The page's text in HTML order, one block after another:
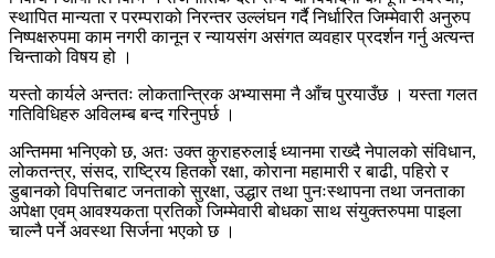
स्थापित मान्यता र परम्पराको निरन्तर उल्लंघन गर्दै निर्धारित जिम्मेवारी अनुरुप
निष्पक्षरुपमा काम नगरी कानून र न्यायसंग असंगत व्यवहार प्रदर्शन गर्नु अत्यन्त
चिन्ताको विषय हो ।
यस्तो कार्यले अन्ततः लोकतान्त्रिक अभ्यासमा नै आँच पुरयाउँछ । यस्ता गलत
गतिविधिहरु अविलम्ब बन्द गरिनुपर्छ ।
अन्तिममा भनिएको छ, अतः उक्त कुराहरुलाई ध्यानमा राख्दै नेपालको संविधान,
लोकतन्त्र, संसद, राष्ट्रिय हितको रक्षा, कोराना महामारी र बाढी, पहिरो र
डुबानको विपत्तिबाट जनताको सुरक्षा, उद्धार तथा पुनःस्थापना तथा जनताका
अपेक्षा एवम् आवश्यकता प्रतिको जिम्मेवारी बोधका साथ संयुक्तरुपमा पाइला
चाल्नै पर्ने अवस्था सिर्जना भएको छ ।